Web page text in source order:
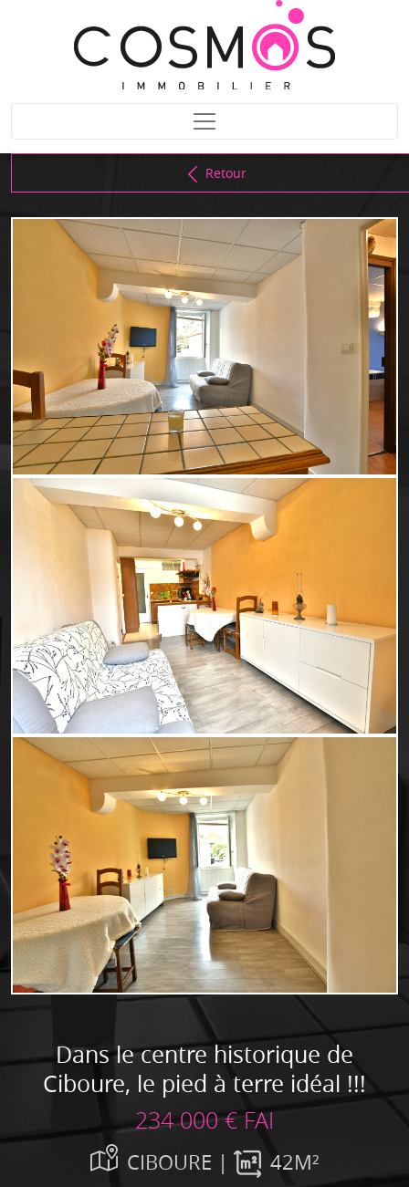
Retour
Dans le centre historique de
Ciboure, le pied à terre idéal !!!
234 000 € FAI
CIBOURE | 42M²